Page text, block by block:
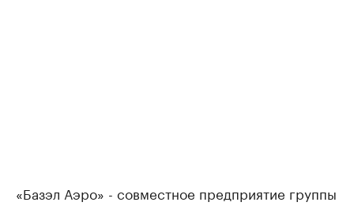
«Базэл Аэро» - совместное предприятие группы